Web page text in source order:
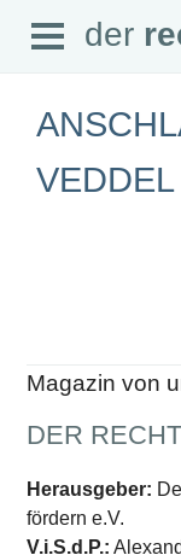
der rechte
Abonnement
Downloads
Datenschutz
Schwerpunkte
Schwerpunkt AFD-
Open
Menu
der
Magazin von
DER
Herausgeber:
fördern e.V.
V.i.S.d.P.: